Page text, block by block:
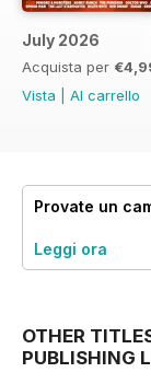
July 2026
Acquista per
Vista
Al carrello
Provate un
Leggi ora
OTHER
PUBLISHING